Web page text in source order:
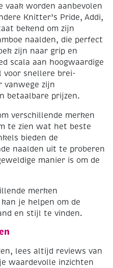
vaak worden aanbevolen
Knitter’s Pride, Addi,
bekend om zijn
naalden, die perfect
zijn naar grip en
scala aan hoogwaardige
voor snellere brei-
vanwege zijn
betaalbare prijzen.
verschillende merken
te zien wat het beste
bieden de
naalden uit te proberen
manier is om de
merken
je helpen om de
en stijl te vinden.
lees altijd reviews van
waardevolle inzichten